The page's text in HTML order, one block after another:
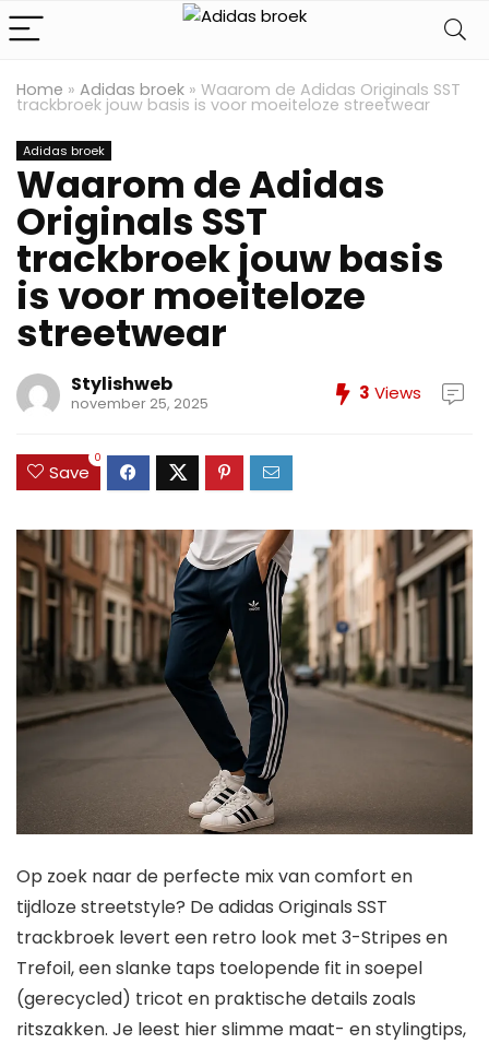
Home » Adidas broek » Waarom de Adidas Originals SST
trackbroek jouw basis is voor moeiteloze streetwear
Adidas broek
Waarom de Adidas
Originals SST
trackbroek jouw basis
is voor moeiteloze
streetwear
Stylishweb
november 25, 2025 3 Views
Save
0
Op zoek naar de perfecte mix van comfort en
tijdloze streetstyle? De adidas Originals SST
trackbroek levert een retro look met 3-Stripes en
Trefoil, een slanke taps toelopende fit in soepel
(gerecycled) tricot en praktische details zoals
ritszakken. Je leest hier slimme maat- en stylingtips,